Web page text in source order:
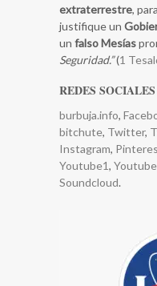
extraterrestre,
justifique un
un falso Mesías
Seguridad.”(1
REDES SOCIALES
burbuja.info,
bitchute, Twitter,
Instagram,
Youtube1,
Soundcloud.